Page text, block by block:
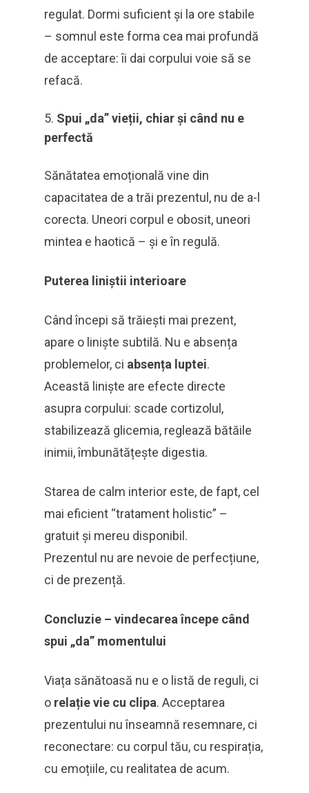
regulat. Dormi suficient și la ore stabile
– somnul este forma cea mai profundă
de acceptare: îi dai corpului voie să se
refacă.
Spui „da” vieții, chiar și când nu e
perfectă
Sănătatea emoțională vine din
capacitatea de a trăi prezentul, nu de a-l
corecta. Uneori corpul e obosit, uneori
mintea e haotică – și e în regulă.
Puterea liniștii interioare
Când începi să trăiești mai prezent,
apare o liniște subtilă. Nu e absența
problemelor, ci absența luptei.
Această liniște are efecte directe
asupra corpului: scade cortizolul,
stabilizează glicemia, reglează bătăile
inimii, îmbunătățește digestia.
Starea de calm interior este, de fapt, cel
mai eficient “tratament holistic” –
gratuit și mereu disponibil.
Prezentul nu are nevoie de perfecțiune,
ci de prezență.
Concluzie – vindecarea începe când
spui „da” momentului
Viața sănătoasă nu e o listă de reguli, ci
o relație vie cu clipa. Acceptarea
prezentului nu înseamnă resemnare, ci
reconectare: cu corpul tău, cu respirația,
cu emoțiile, cu realitatea de acum.